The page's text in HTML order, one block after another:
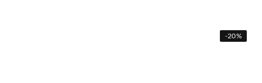
-20%